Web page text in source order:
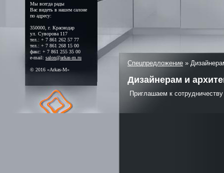
Мы всегда рады
Вас видеть в нашем салоне
по адресу:
350000, г. Краснодар
ул. Суворова 117
тел.: + 7 861 262 57 77
тел.: + 7 861 268 15 00
факс: + 7 861 255 35 00
e-mail: salon@arkas-m.ru
© 2016 «Arkas-M»
Спецпредложение »
Дизайнерам и
Приглашаем к